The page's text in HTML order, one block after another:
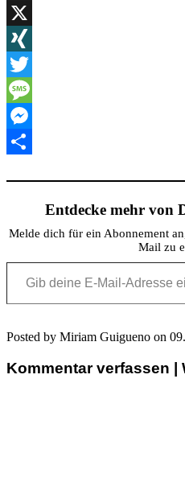
WordPress
X
XING
Twitter
Message
Messenger
Entdecke mehr von
Melde dich für ein Abonnement
Mail zu
Gib deine E-Mail-Adresse ein ...
Posted by Miriam Guigueno on
Kommentar verfassen |